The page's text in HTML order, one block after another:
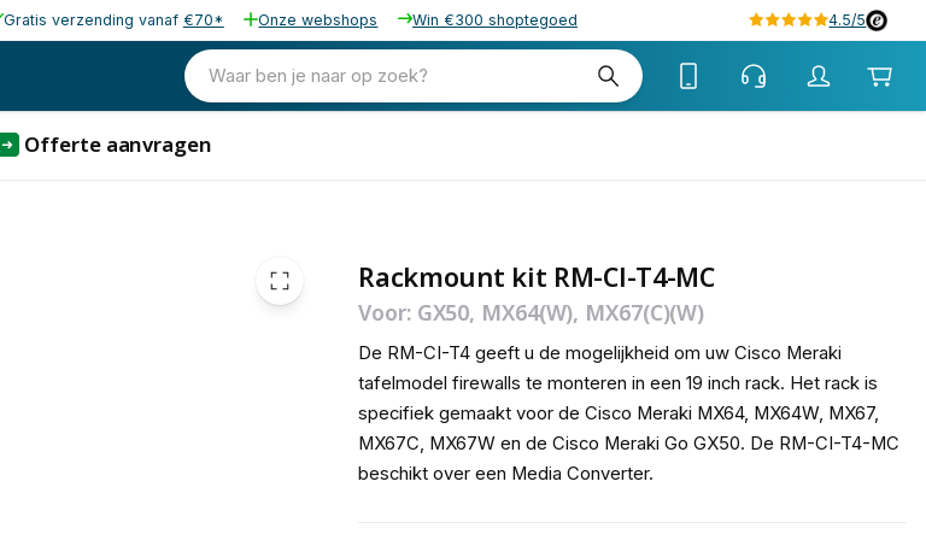
Gratis verzending vanaf €70* Onze webshops Win €300 shoptegoed 4.5/5
Waar ben je naar op zoek?
➜ Offerte aanvragen
Rackmount kit RM-CI-T4-MC
Voor: GX50, MX64(W), MX67(C)(W)
De RM-CI-T4 geeft u de mogelijkheid om uw Cisco Meraki
tafelmodel firewalls te monteren in een 19 inch rack. Het rack is
specifiek gemaakt voor de Cisco Meraki MX64, MX64W, MX67,
MX67C, MX67W en de Cisco Meraki Go GX50. De RM-CI-T4-MC
beschikt over een Media Converter.
199,00 excl. btw
240,79 incl. btw